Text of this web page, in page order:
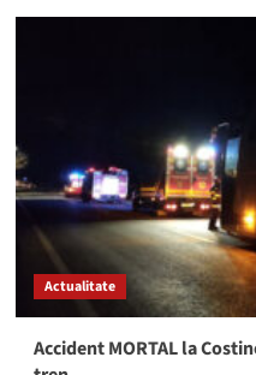
Actualitate
Accident MORTAL la